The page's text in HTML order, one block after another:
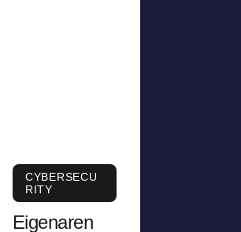
CYBERSECU
RITY
Eigenaren